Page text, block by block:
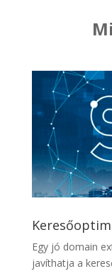
Egy jó domain
javíthatja a